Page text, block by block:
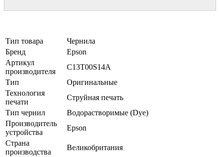
Тип товара
Чернила
Бренд
Epson
Артикул
производителя
C13T00S14A
Тип
Оригинальные
Технология
печати
Струйная печать
Тип чернил
Водорастворимые (Dye)
Производитель
устройства
Epson
Страна
производства
Великобритания